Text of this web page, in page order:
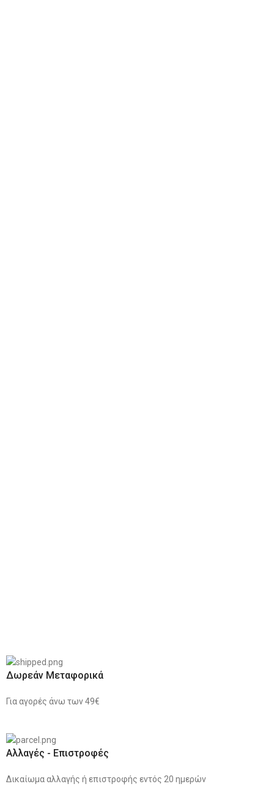
Δωρεάν Μεταφορικά
Για αγορές άνω των 49€
Αλλαγές - Επιστροφές
Δικαίωμα αλλαγής ή επιστροφής εντός 20 ημερών